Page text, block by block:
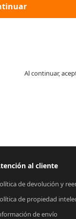
Al continuar,
al cliente
de devolución y
de propiedad
de envío